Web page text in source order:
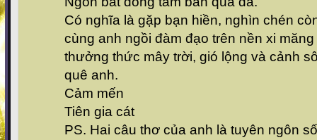
Có nghĩa là gặp bạn hiền, nghìn chén
cùng anh ngồi đàm đạo trên nền xi
thưởng thức mây trời, gió lộng và cảnh
quê anh.
Cảm mến
Tiên gia cát
PS. Hai câu thơ của anh là tuyên ngôn